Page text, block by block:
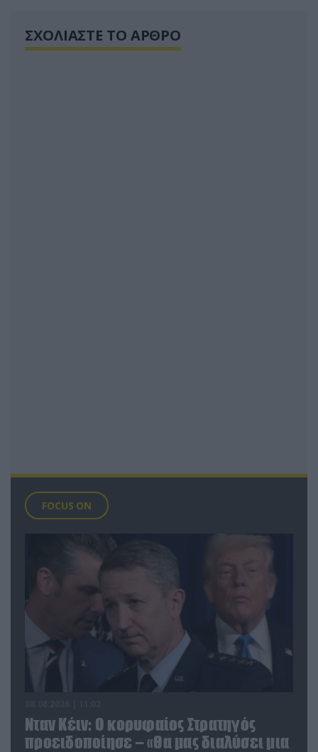
ΣΧΟΛΙΑΣΤΕ ΤΟ ΑΡΘΡΟ
FOCUS ON
Νταν Κέιν: Ο κορυφαίος Στρατηγός
προειδοποίησε – «Θα μας διαλύσει μια